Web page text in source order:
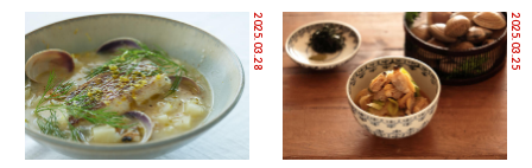
2025.03.28 2025.03.25